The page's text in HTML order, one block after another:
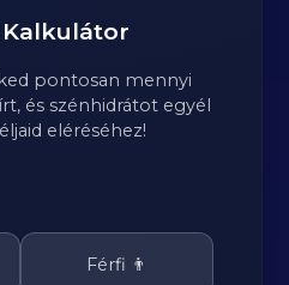
pontosan mennyi
és szénhidrátot egyél
eléréséhez!
Férfi 👨